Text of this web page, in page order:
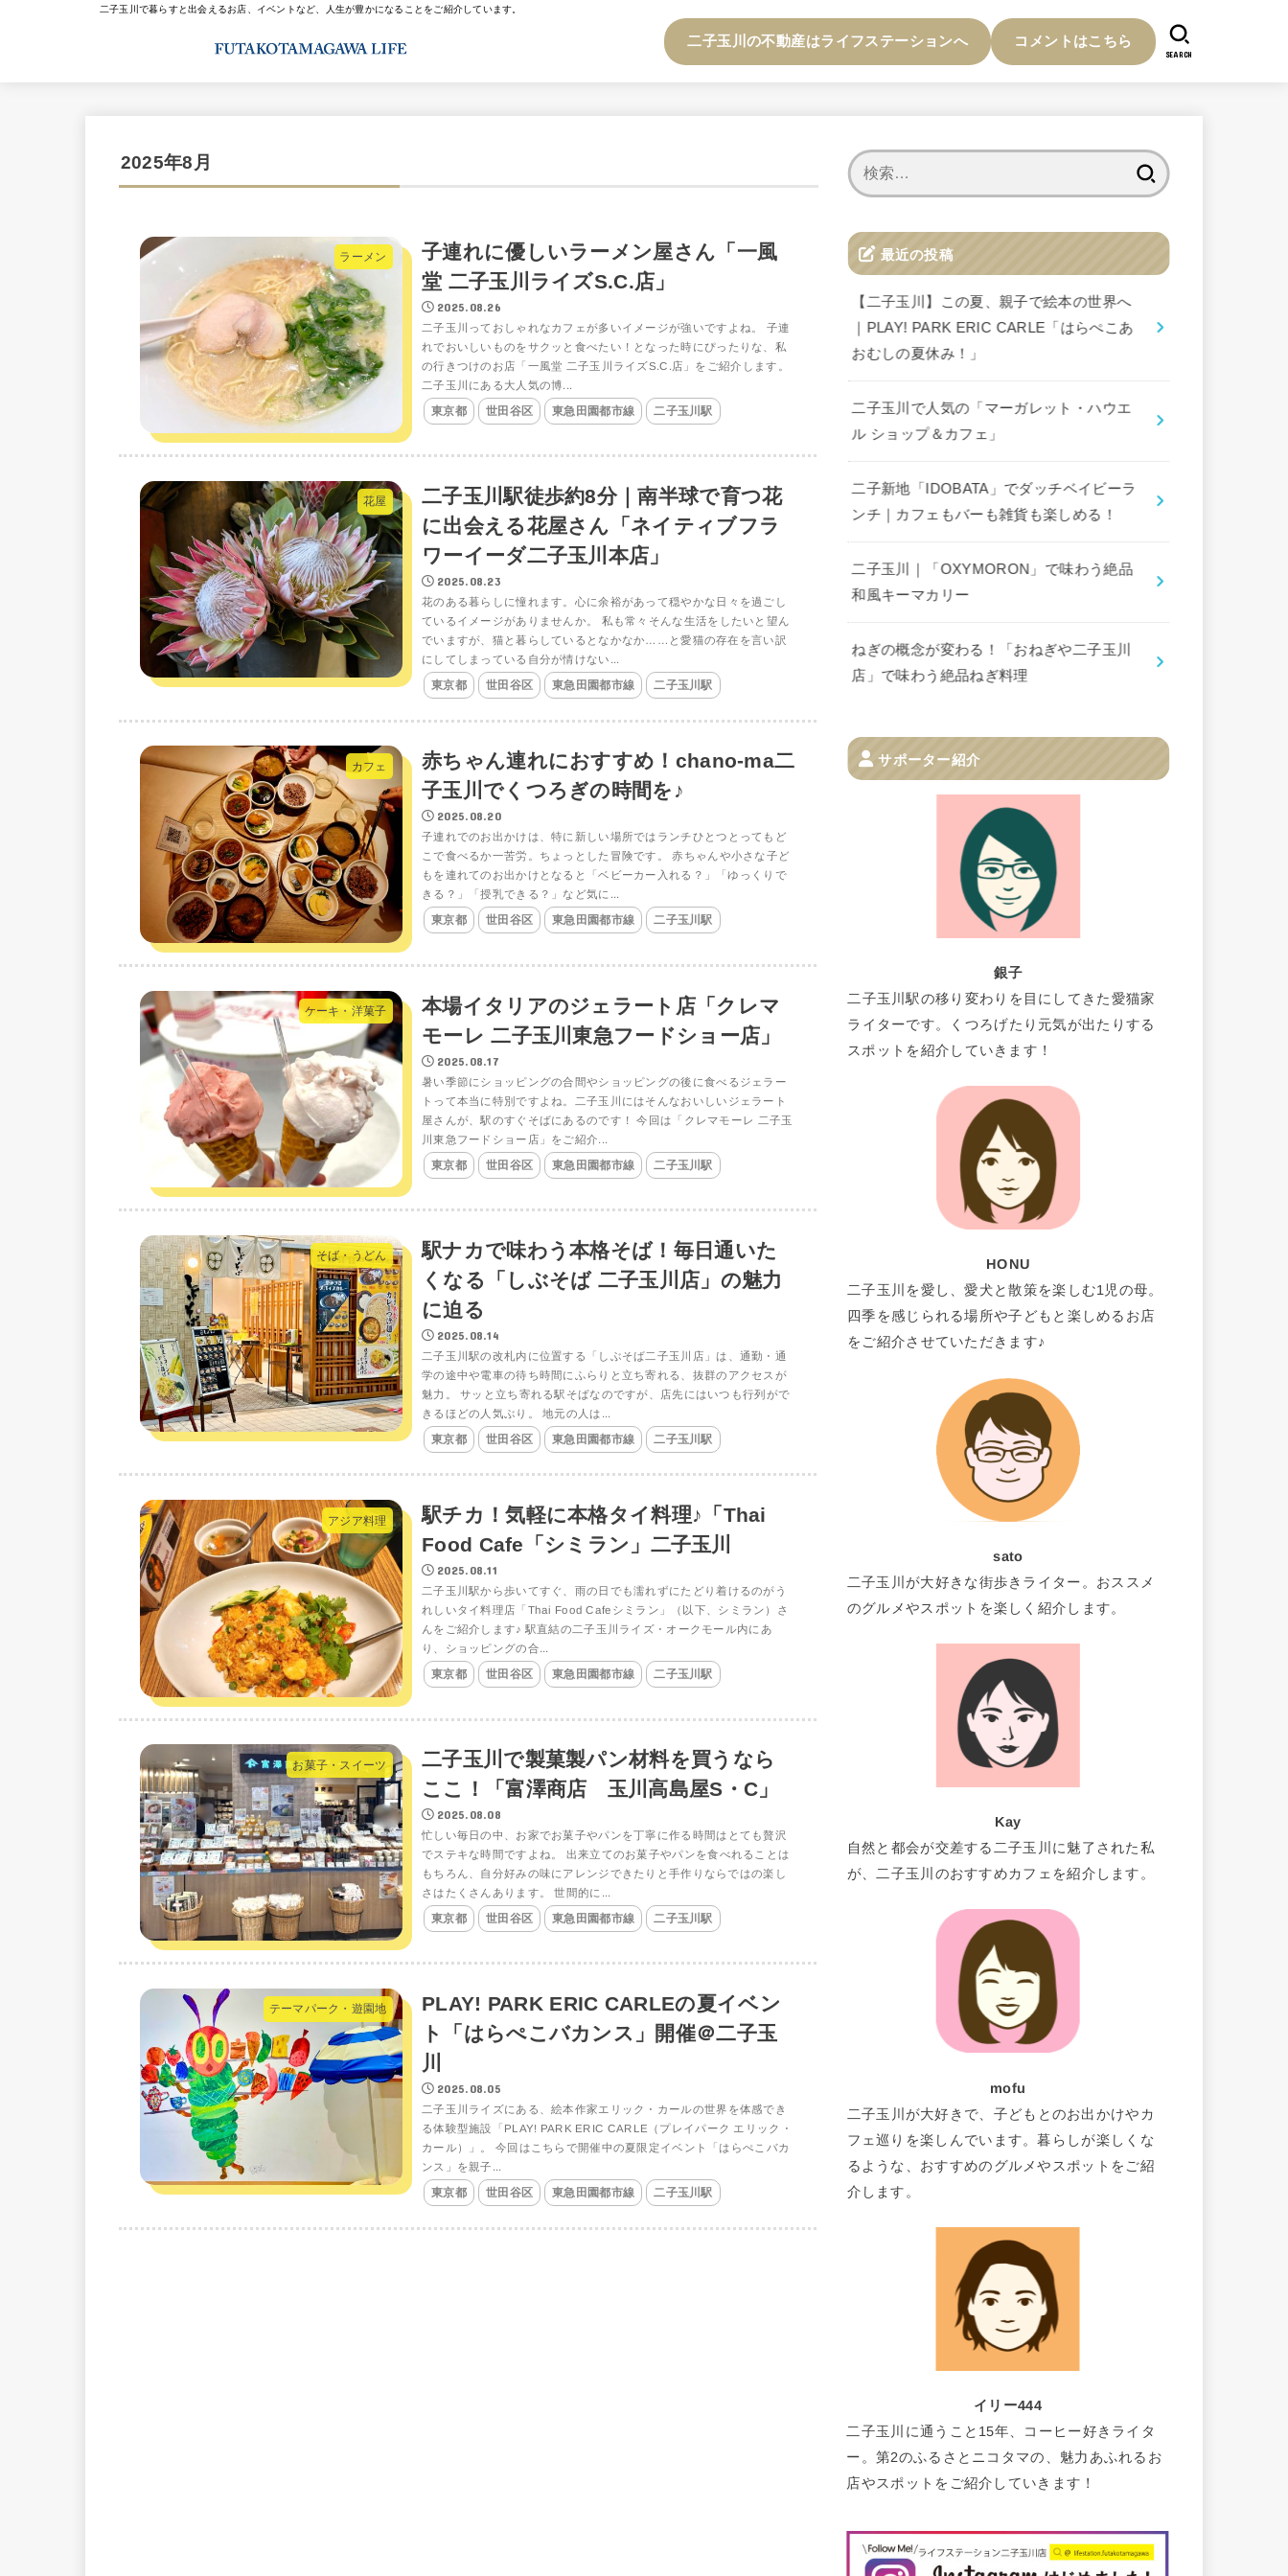
二子玉川で暮らすと出会えるお店、イベントなど、人生が豊かになることをご紹介しています。
二子玉川の不動産はライフステーションへ コメントはこちら
SEARCH
2025年8月
ラーメン
子連れに優しいラーメン屋さん「一風
堂 二子玉川ライズS.C.店」
2025.08.26
二子玉川っておしゃれなカフェが多いイメージが強いですよね。 子連
れでおいしいものをサクッと食べたい！となった時にぴったりな、私
の行きつけのお店「一風堂 二子玉川ライズS.C.店」をご紹介します。
二子玉川にある大人気の博...
東京都 世田谷区 東急田園都市線 二子玉川駅
花屋
二子玉川駅徒歩約8分｜南半球で育つ花
に出会える花屋さん「ネイティブフラ
ワーイーダ二子玉川本店」
2025.08.23
花のある暮らしに憧れます。心に余裕があって穏やかな日々を過ごし
ているイメージがありませんか。 私も常々そんな生活をしたいと望ん
でいますが、猫と暮らしているとなかなか……と愛猫の存在を言い訳
にしてしまっている自分が情けない...
東京都 世田谷区 東急田園都市線 二子玉川駅
カフェ
赤ちゃん連れにおすすめ！chano-ma二
子玉川でくつろぎの時間を♪
2025.08.20
子連れでのお出かけは、特に新しい場所ではランチひとつとってもど
こで食べるか一苦労。ちょっとした冒険です。 赤ちゃんや小さな子ど
もを連れてのお出かけとなると「ベビーカー入れる？」「ゆっくりで
きる？」「授乳できる？」など気に...
東京都 世田谷区 東急田園都市線 二子玉川駅
ケーキ・洋菓子
本場イタリアのジェラート店「クレマ
モーレ 二子玉川東急フードショー店」
2025.08.17
暑い季節にショッピングの合間やショッピングの後に食べるジェラー
トって本当に特別ですよね。二子玉川にはそんなおいしいジェラート
屋さんが、駅のすぐそばにあるのです！ 今回は「クレマモーレ 二子玉
川東急フードショー店」をご紹介...
東京都 世田谷区 東急田園都市線 二子玉川駅
そば・うどん
駅ナカで味わう本格そば！毎日通いた
くなる「しぶそば 二子玉川店」の魅力
に迫る
2025.08.14
二子玉川駅の改札内に位置する「しぶそば二子玉川店」は、通勤・通
学の途中や電車の待ち時間にふらりと立ち寄れる、抜群のアクセスが
魅力。 サッと立ち寄れる駅そばなのですが、店先にはいつも行列がで
きるほどの人気ぶり。 地元の人は...
東京都 世田谷区 東急田園都市線 二子玉川駅
アジア料理
駅チカ！気軽に本格タイ料理♪「Thai
Food Cafe「シミラン」二子玉川
2025.08.11
二子玉川駅から歩いてすぐ、雨の日でも濡れずにたどり着けるのがう
れしいタイ料理店「Thai Food Cafeシミラン」（以下、シミラン）さ
んをご紹介します♪ 駅直結の二子玉川ライズ・オークモール内にあ
り、ショッピングの合...
東京都 世田谷区 東急田園都市線 二子玉川駅
お菓子・スイーツ
二子玉川で製菓製パン材料を買うなら
ここ！「富澤商店 玉川高島屋S・C」
2025.08.08
忙しい毎日の中、お家でお菓子やパンを丁寧に作る時間はとても贅沢
でステキな時間ですよね。 出来立てのお菓子やパンを食べれることは
もちろん、自分好みの味にアレンジできたりと手作りならではの楽し
さはたくさんあります。 世間的に...
東京都 世田谷区 東急田園都市線 二子玉川駅
テーマパーク・遊園地
PLAY! PARK ERIC CARLEの夏イベン
ト「はらぺこバカンス」開催＠二子玉
川
2025.08.05
二子玉川ライズにある、絵本作家エリック・カールの世界を体感でき
る体験型施設「PLAY! PARK ERIC CARLE（プレイパーク エリック・
カール）」。 今回はこちらで開催中の夏限定イベント「はらぺこバカ
ンス」を親子...
東京都 世田谷区 東急田園都市線 二子玉川駅
最近の投稿
【二子玉川】この夏、親子で絵本の世界へ
｜PLAY! PARK ERIC CARLE「はらぺこあ
おむしの夏休み！」
二子玉川で人気の「マーガレット・ハウエ
ル ショップ＆カフェ」
二子新地「IDOBATA」でダッチベイビーラ
ンチ｜カフェもバーも雑貨も楽しめる！
二子玉川｜「OXYMORON」で味わう絶品
和風キーマカリー
ねぎの概念が変わる！「おねぎや二子玉川
店」で味わう絶品ねぎ料理
サポーター紹介
銀子
二子玉川駅の移り変わりを目にしてきた愛猫家
ライターです。くつろげたり元気が出たりする
スポットを紹介していきます！
HONU
二子玉川を愛し、愛犬と散策を楽しむ1児の母。
四季を感じられる場所や子どもと楽しめるお店
をご紹介させていただきます♪
sato
二子玉川が大好きな街歩きライター。おススメ
のグルメやスポットを楽しく紹介します。
Kay
自然と都会が交差する二子玉川に魅了された私
が、二子玉川のおすすめカフェを紹介します。
mofu
二子玉川が大好きで、子どもとのお出かけやカ
フェ巡りを楽しんでいます。暮らしが楽しくな
るような、おすすめのグルメやスポットをご紹
介します。
イリー444
二子玉川に通うこと15年、コーヒー好きライタ
ー。第2のふるさとニコタマの、魅力あふれるお
店やスポットをご紹介していきます！